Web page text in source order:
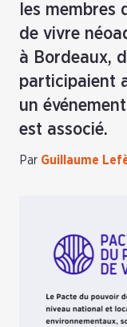
les membres
de vivre
à Bordeaux,
participaient
un
est associé.
Par Guillaume